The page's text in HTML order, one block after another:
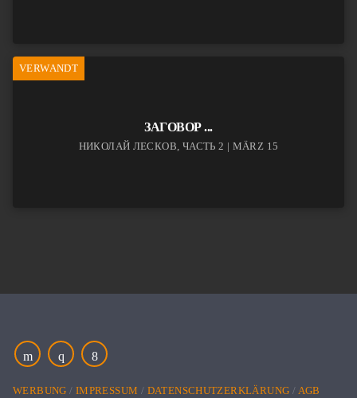
VERWANDT
ЗАГОВОР ...
НИКОЛАЙ ЛЕСКОВ, ЧАСТЬ 2 | MÄRZ 15
WERBUNG IMPRESSUM DATENSCHUTZERKLÄRUNG AGB